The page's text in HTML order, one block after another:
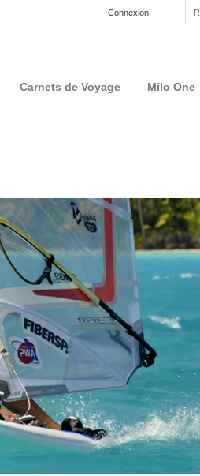
Connexion
Carnets de Voyage Milo One